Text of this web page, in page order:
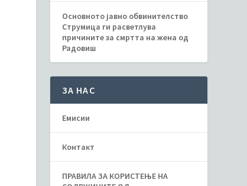
Основното јавно обвинителство
Струмица ги расветлува
причините за смртта на жена од
Радовиш
ЗА НАС
Емисии
Контакт
ПРАВИЛА ЗА КОРИСТЕЊЕ НА